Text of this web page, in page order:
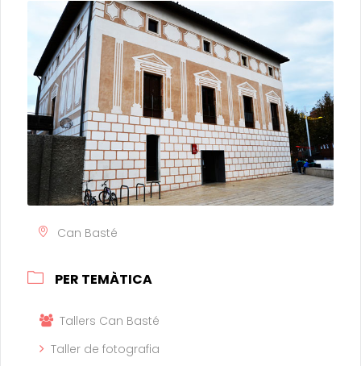
Can Basté
PER TEMÀTICA
Tallers Can Basté
Taller de fotografia